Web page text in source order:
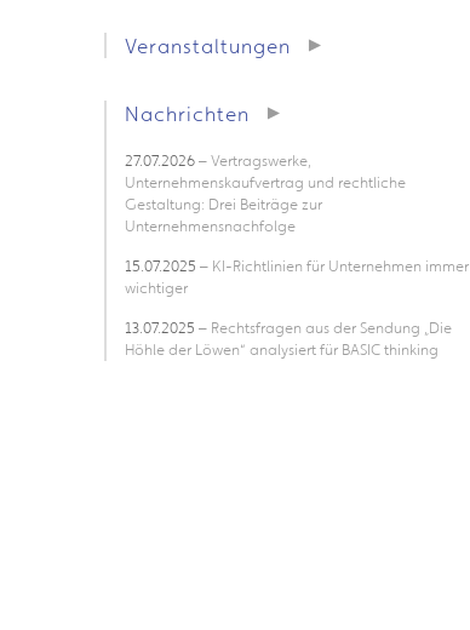
Veranstaltungen
Nachrichten
27.07.2026– Vertragswerke,
Unternehmenskaufvertrag und rechtliche
Gestaltung: Drei Beiträge zur
Unternehmensnachfolge
15.07.2025 – KI-Richtlinien für Unternehmen immer
wichtiger
13.07.2025 – Rechtsfragen aus der Sendung „Die
Höhle der Löwen“ analysiert für BASIC thinking